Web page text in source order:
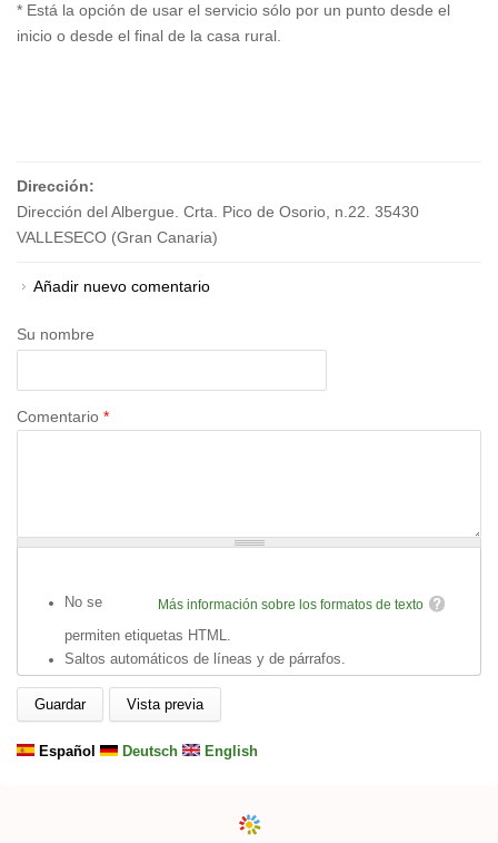
* Está la opción de usar el servicio sólo por un punto desde el
inicio o desde el final de la casa rural.
Dirección:
Dirección del Albergue. Crta. Pico de Osorio, n.22. 35430
VALLESECO (Gran Canaria)
Añadir nuevo comentario
Su nombre
Comentario *
Más información sobre los formatos de texto
No se
permiten etiquetas HTML.
Saltos automáticos de líneas y de párrafos.
Español Deutsch English